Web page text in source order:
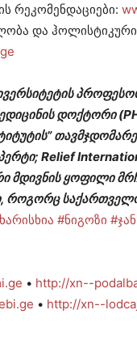
რეკომენდაციები:
და ჰოლისტიკური
დოქტორი
Relief
ყოფილი
როგორც
#ნიგოზი
• http://xn--
• http://xn--